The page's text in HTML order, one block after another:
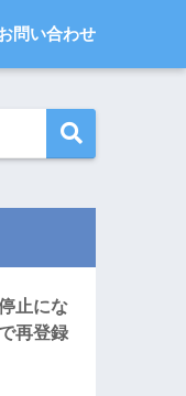
問い合わせ
止にな
再登録